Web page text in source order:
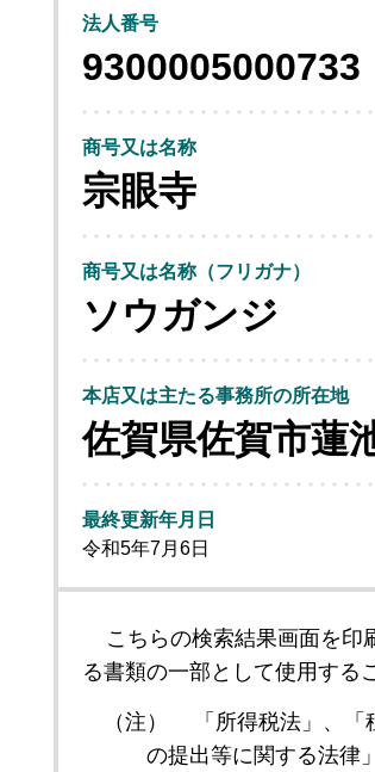
法人番号
9300005000733
商号又は名称
宗眼寺
商号又は名称（フリガナ）
ソウガンジ
本店又は主たる事務所の所在地
佐賀県佐賀市蓮
最終更新年月日
令和5年7月6日
こちらの検索結果画面を印
る書類の一部として使用する
（注）
「所得税法」、
の提出等に関する法律